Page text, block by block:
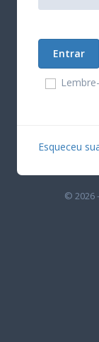
Esqueceu
© 2026